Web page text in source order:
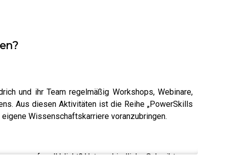
und ihr Team regelmäßig Workshops, Webinare,
Aus diesen Aktivitäten ist die Reihe „PowerSkills
Wissenschaftskarriere voranzubringen.